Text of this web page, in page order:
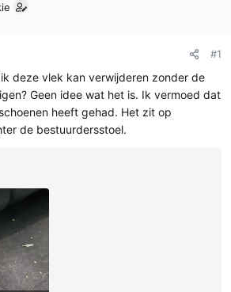
#1
deze vlek kan verwijderen zonder de
Geen idee wat het is. Ik vermoed dat
heeft gehad. Het zit op
de bestuurdersstoel.